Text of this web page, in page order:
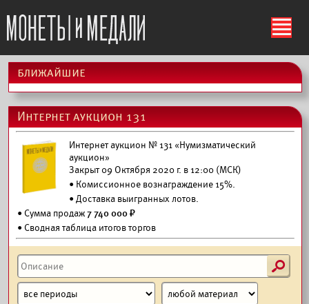
ś
ближайшие
Интернет аукцион 131
Интернет аукцион № 131 «Нумизматический
аукцион»
Закрыт 09 Октября 2020 г. в 12:00 (МСК)
• Комиссионное вознаграждение 15%.
•Доставка выигранных лотов.
• Сумма продаж7 740 000 ₽
• Сводная таблица итогов торгов
s